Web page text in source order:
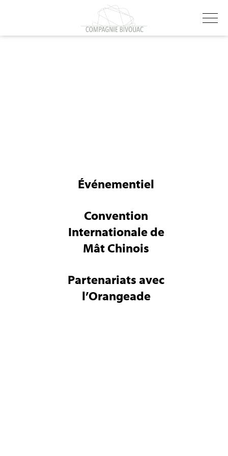
Événementiel
Convention
Internationale de
Mât Chinois
Partenariats avec
l’Orangeade